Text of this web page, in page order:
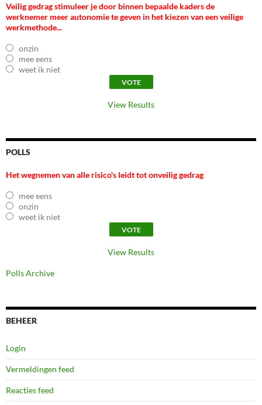
Veilig gedrag stimuleer je door binnen bepaalde kaders de
werknemer meer autonomie te geven in het kiezen van een veilige
werkmethode...
onzin
mee eens
weet ik niet
View Results
POLLS
Het wegnemen van alle risico's leidt tot onveilig gedrag
mee eens
onzin
weet ik niet
View Results
Polls Archive
BEHEER
Login
Vermeldingen feed
Reacties feed